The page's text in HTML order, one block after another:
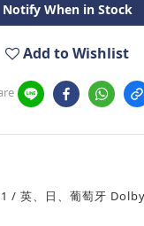
Notify When in Stock
Add to Wishlist
/ 英、日、葡萄牙